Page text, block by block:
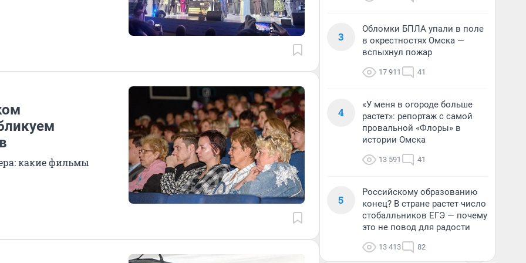
какие фильмы
3
Обломки БПЛА упали в поле
в окрестностях Омска —
вспыхнул пожар
17 911 41
4
«У меня в огороде больше
растет»: репортаж с самой
провальной «Флоры» в
истории Омска
13 591 41
5
Российскому образованию
конец? В стране растет число
стобалльников ЕГЭ — почему
это не повод для радости
13 413 82